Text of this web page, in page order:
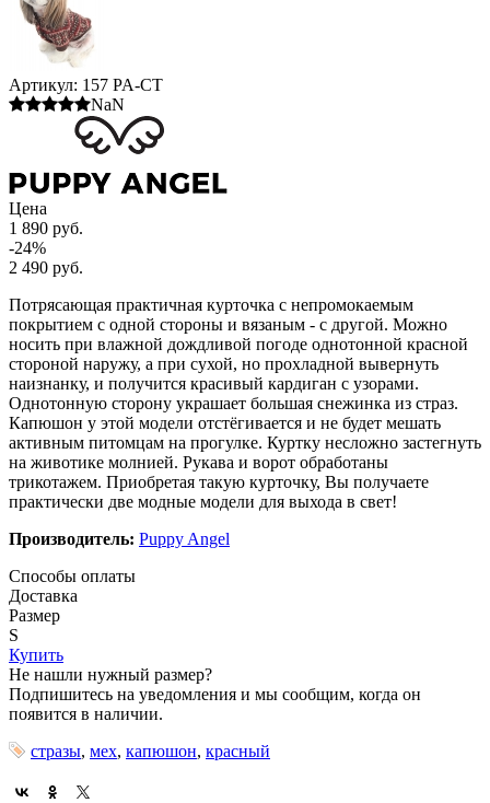
Артикул: 157 PA-CT
NaN
Цена
1 890 руб.
-24%
2 490 руб.
Потрясающая практичная курточка с непромокаемым
покрытием с одной стороны и вязаным - с другой. Можно
носить при влажной дождливой погоде однотонной красной
стороной наружу, а при сухой, но прохладной вывернуть
наизнанку, и получится красивый кардиган с узорами.
Однотонную сторону украшает большая снежинка из страз.
Капюшон у этой модели отстёгивается и не будет мешать
активным питомцам на прогулке. Куртку несложно застегнуть
на животике молнией. Рукава и ворот обработаны
трикотажем. Приобретая такую курточку, Вы получаете
практически две модные модели для выхода в свет!
Производитель: Puppy Angel
Способы оплаты
Доставка
Размер
S
Купить
Не нашли нужный размер?
Подпишитесь на уведомления и мы сообщим, когда он
появится в наличии.
стразы, мех, капюшон, красный